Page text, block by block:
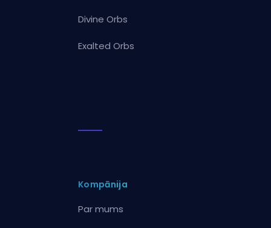
Divine Orbs
Exalted Orbs
Kompānija
Par mums